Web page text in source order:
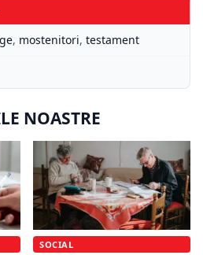
, mostenitori, testament
NOASTRE
SOCIAL